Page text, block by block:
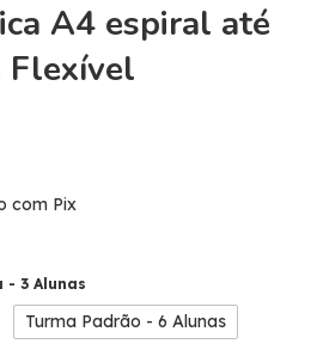
A4 espiral até
Flexível
com Pix
- 3 Alunas
Turma Padrão - 6 Alunas